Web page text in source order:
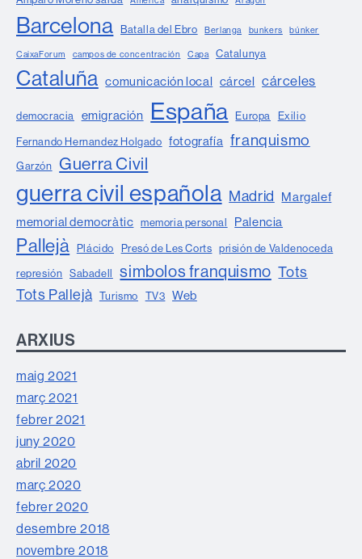
Barcelona Batalla del Ebro Berlanga bunkers búnker
CaixaForum campos de concentración Capa Catalunya
Cataluña comunicación local cárcel cárceles
democracia emigración España Europa
Exilio
Fernando Hernandez Holgado fotografía franquismo
Garzón Guerra Civil
guerra civil española Madrid Margalef
memorial democràtic memoria personal Palencia
Pallejà Plácido Presó de Les Corts prisión de Valdenoceda
represión Sabadell simbolos franquismo Tots
Tots Pallejà Turismo TV3 Web
ARXIUS
maig 2021
març 2021
febrer 2021
juny 2020
abril 2020
març 2020
febrer 2020
desembre 2018
novembre 2018